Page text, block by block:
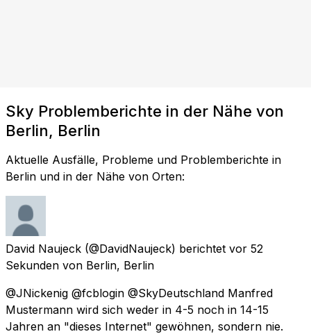
Sky Problemberichte in der Nähe von
Berlin, Berlin
Aktuelle Ausfälle, Probleme und Problemberichte in
Berlin und in der Nähe von Orten:
David Naujeck (@DavidNaujeck) berichtet vor 52
Sekunden von Berlin, Berlin
@JNickenig @fcblogin @SkyDeutschland Manfred
Mustermann wird sich weder in 4-5 noch in 14-15
Jahren an "dieses Internet" gewöhnen, sondern nie.